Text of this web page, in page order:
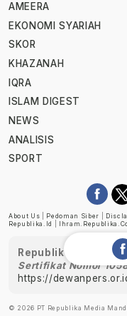
AMEERA
EKONOMI SYARIAH
SKOR
KHAZANAH
IQRA
ISLAM DIGEST
NEWS
ANALISIS
SPORT
About Us Pedoman Siber
Republika.id
Republika telah
Sertifikat Nomor
https://
© 2026 PT Republika Media